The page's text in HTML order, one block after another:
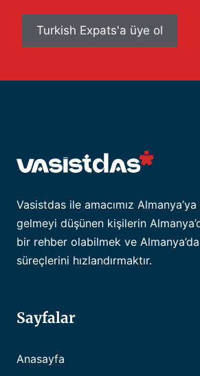
Vasistdas ile amacımız
gelmeyi düşünen kişilerin
bir rehber olabilmek ve
süreçlerini hızlandırmaktır.
Sayfalar
Anasayfa